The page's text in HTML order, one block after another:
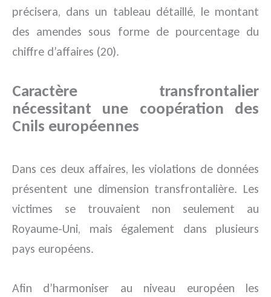
précisera, dans un tableau détaillé, le montant
des amendes sous forme de pourcentage du
chiffre d’affaires (20).
Caractère transfrontalier
nécessitant une coopération des
Cnils européennes
Dans ces deux affaires, les violations de données
présentent une dimension transfrontalière. Les
victimes se trouvaient non seulement au
Royaume-Uni, mais également dans plusieurs
pays européens.
Afin d’harmoniser au niveau européen les